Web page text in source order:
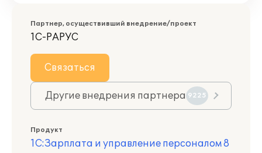
Партнер, осуществивший внедрение/проект
1С-РАРУС
Связаться
Другие внедрения партнера 9225
Продукт
1С:Зарплата и управление персоналом 8